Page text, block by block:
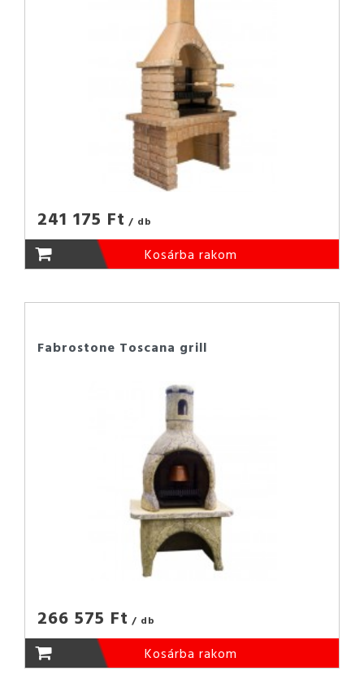
241 175 Ft / db
Kosárba rakom
Fabrostone Toscana grill
266 575 Ft / db
Kosárba rakom